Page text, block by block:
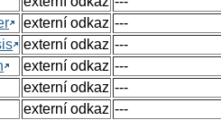
externí odkaz ---
externí odkaz ---
externí odkaz ---
externí odkaz ---
externí odkaz ---